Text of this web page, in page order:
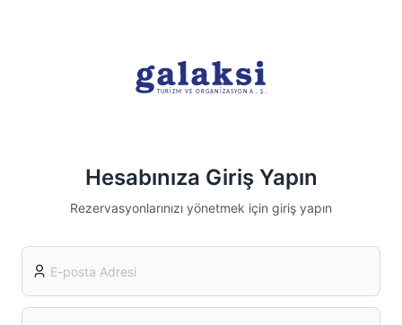
Hesabınıza Giriş Yapın
Rezervasyonlarınızı yönetmek için giriş yapın